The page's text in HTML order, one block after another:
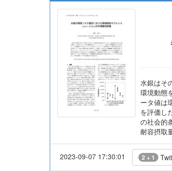
水銀はそ
環境動態
ータ値は
を評価し
の社会的
耐容摂取
2023-09-07 17:30:01 2 + 1